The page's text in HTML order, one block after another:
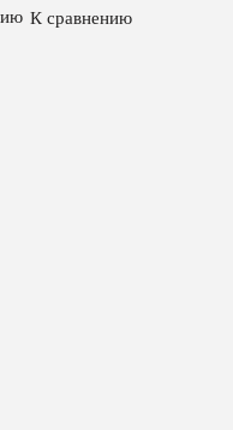
К сравнению